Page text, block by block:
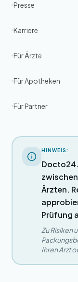
Presse
Karriere
Für Ärzte
Für Apotheken
Für Partner
HINWEIS:
Ärzten.
Prüfung
Zu Risiken
Ihren Arzt